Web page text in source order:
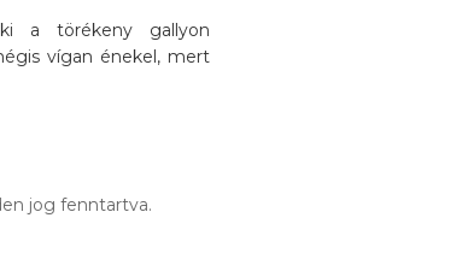
a törékeny gallyon
vígan énekel, mert
jog fenntartva.